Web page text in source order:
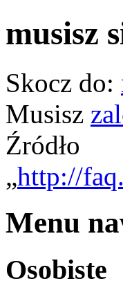
musisz
Skocz do:
Musisz
Źródło
„http://
Menu
Osobiste